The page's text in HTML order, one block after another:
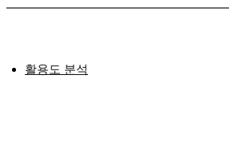
활용도 분석